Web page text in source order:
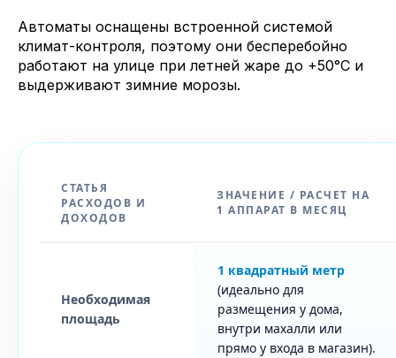
Автоматы оснащены встроенной системой
климат-контроля, поэтому они бесперебойно
работают на улице при летней жаре до +50°C и
выдерживают зимние морозы.
СТАТЬЯ
РАСХОДОВ И
ДОХОДОВ
ЗНАЧЕНИЕ / РАСЧЕТ НА
1 АППАРАТ В МЕСЯЦ
Необходимая
площадь
1 квадратный метр
(идеально для
размещения у дома,
внутри махалли или
прямо у входа в магазин).